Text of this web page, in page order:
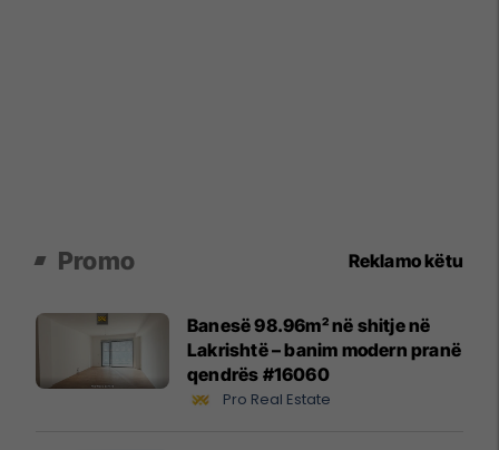
Promo Reklamo këtu
Banesë 98.96m² në shitje në
Lakrishtë – banim modern pranë
qendrës #16060
Pro Real Estate